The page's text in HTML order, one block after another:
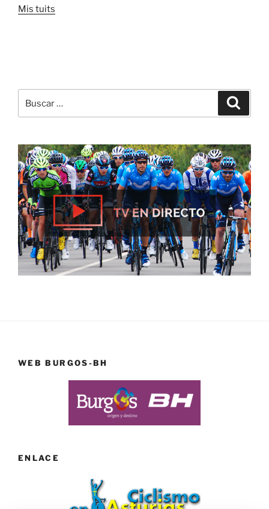
Mis tuits
por:
WEB BURGOS-BH
ENLACE